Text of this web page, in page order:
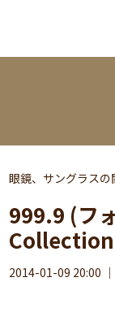
眼鏡、サングラスの
999.9 (フ
Collection
2014-01-09 20:00